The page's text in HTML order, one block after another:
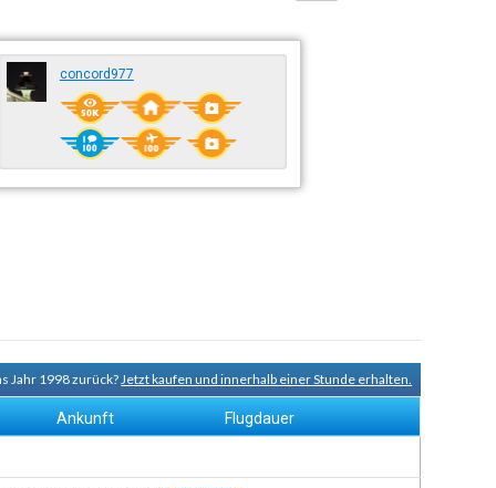
concord977
Jahr 1998 zurück?Jetzt kaufen und innerhalb einer Stunde erhalten.
Ankunft Flugdauer